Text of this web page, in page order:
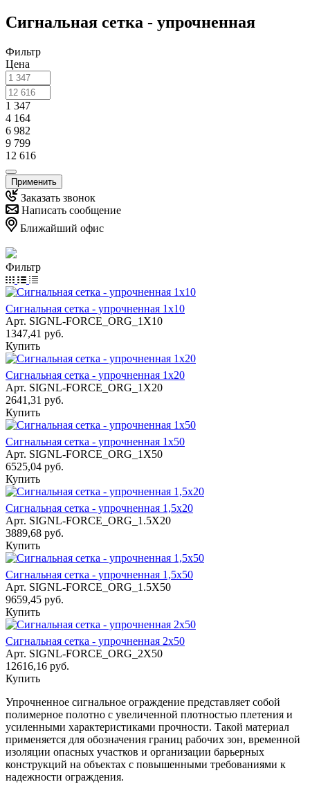
Сигнальная сетка - упрочненная
Фильтр
Цена
1 347
4 164
6 982
9 799
12 616
Применить
Заказать звонок
Написать сообщение
Ближайший офис
Фильтр
Сигнальная сетка - упрочненная 1х10
Арт. SIGNL-FORCE_ORG_1X10
1347,41 руб.
Купить
Сигнальная сетка - упрочненная 1х20
Арт. SIGNL-FORCE_ORG_1X20
2641,31 руб.
Купить
Сигнальная сетка - упрочненная 1х50
Арт. SIGNL-FORCE_ORG_1X50
6525,04 руб.
Купить
Сигнальная сетка - упрочненная 1,5х20
Арт. SIGNL-FORCE_ORG_1.5X20
3889,68 руб.
Купить
Сигнальная сетка - упрочненная 1,5х50
Арт. SIGNL-FORCE_ORG_1.5X50
9659,45 руб.
Купить
Сигнальная сетка - упрочненная 2х50
Арт. SIGNL-FORCE_ORG_2X50
12616,16 руб.
Купить
Упрочненное сигнальное ограждение представляет собой
полимерное полотно с увеличенной плотностью плетения и
усиленными характеристиками прочности. Такой материал
применяется для обозначения границ рабочих зон, временной
изоляции опасных участков и организации барьерных
конструкций на объектах с повышенными требованиями к
надежности ограждения.